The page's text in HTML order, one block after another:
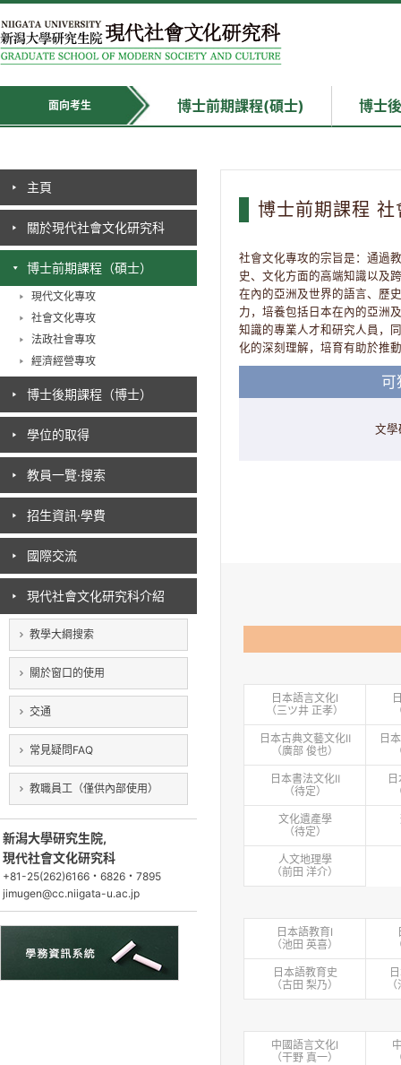
面向考生 博士前期課程(碩士) 博士
主頁
關於現代社會文化研究科
博士前期課程（碩士）
現代文化專攻
社會文化專攻
法政社會專攻
經濟經營專攻
博士後期課程（博士）
學位的取得
教員一覽·搜索
招生資訊·學費
國際交流
現代社會文化研究科介紹
教學大綱搜索
關於窗口的使用
交通
常見疑問FAQ
教職員工（僅供內部使用）
新潟大學研究生院,
現代社會文化研究科
+81-25(262)6166・6826・7895
jimugen@cc.niigata-u.ac.jp
博士前期課程 社
社會文化專攻的宗旨是：通過
史、文化方面的高端知識以及
在內的亞洲及世界的語言、歷
力，培養包括日本在內的亞洲
知識的專業人才和研究人員，
化的深刻理解，培育有助於推
可
文學
日本語言文化Ⅰ
（三ツ井 正孝）
日本古典文藝文化Ⅱ
（廣部 俊也）
日
日本書法文化Ⅱ
（待定）
文化遺產學
（待定）
人文地理學
（前⽥ 洋介）
日本語教育Ⅰ
（池⽥ 英喜）
日本語教育史
（古田 梨乃）
中國語言文化Ⅰ
（⼲野 真⼀）